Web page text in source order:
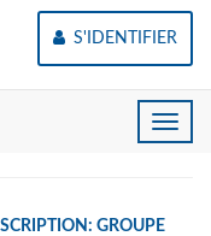
S'IDENTIFIER
Toggle
GROUPE